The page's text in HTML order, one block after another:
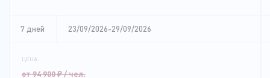
7 дней 23/09/2026-29/09/2026
ЦЕНА:
от 94 900₽/ чел.